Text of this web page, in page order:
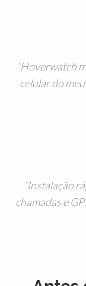
Hoverwatch
celular do
Instalação
chamadas e